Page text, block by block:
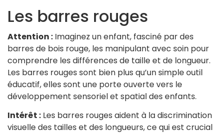
Les barres rouges
Attention : Imaginez un enfant, fasciné par des
barres de bois rouge, les manipulant avec soin pour
comprendre les différences de taille et de longueur.
Les barres rouges sont bien plus qu’un simple outil
éducatif, elles sont une porte ouverte vers le
développement sensoriel et spatial des enfants.
Intérêt : Les barres rouges aident à la discrimination
visuelle des tailles et des longueurs, ce qui est crucial